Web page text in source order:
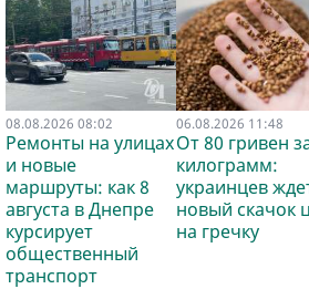
08.08.2026 08:02
Ремонты на улицах
и новые
маршруты: как 8
августа в Днепре
курсирует
общественный
транспорт
06.08.2026 11:48
От 80 гривен
килограмм:
украинцев
новый скачок
на гречку